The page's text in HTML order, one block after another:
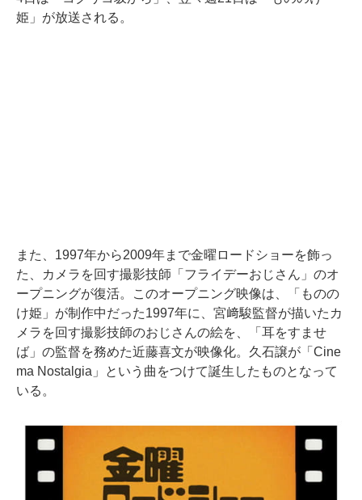
姫」が放送される。
また、1997年から2009年まで金曜ロードショーを飾っ
た、カメラを回す撮影技師「フライデーおじさん」のオ
ープニングが復活。このオープニング映像は、「ものの
け姫」が制作中だった1997年に、宮﨑駿監督が描いたカ
メラを回す撮影技師のおじさんの絵を、「耳をすませ
ば」の監督を務めた近藤喜文が映像化。久石譲が「Cine
ma Nostalgia」という曲をつけて誕生したものとなって
いる。